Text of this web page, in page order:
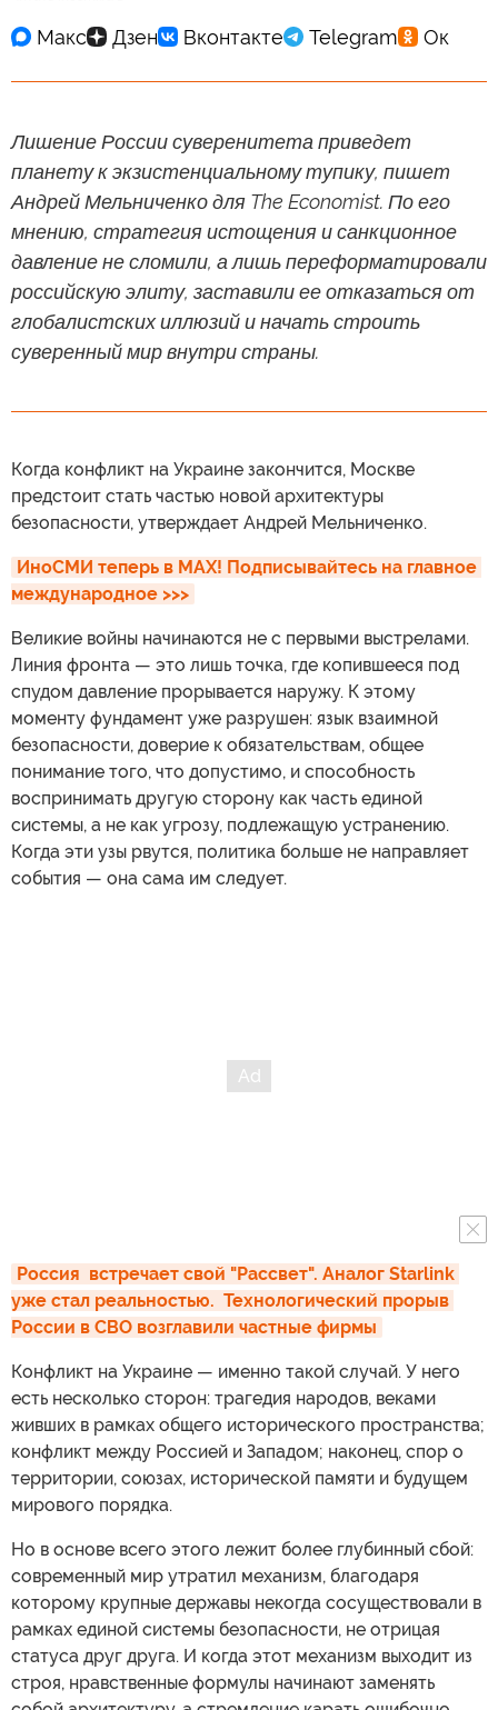
Лишение России суверенитета приведет
планету к экзистенциальному тупику, пишет
Андрей Мельниченко для The Economist. По его
мнению, стратегия истощения и санкционное
давление не сломили, а лишь переформатировали
российскую элиту, заставили ее отказаться от
глобалистских иллюзий и начать строить
суверенный мир внутри страны.
Когда конфликт на Украине закончится, Москве
предстоит стать частью новой архитектуры
безопасности, утверждает Андрей Мельниченко.
ИноСМИ теперь в MAX! Подписывайтесь на главное
международное >>>
Великие войны начинаются не с первыми выстрелами.
Линия фронта — это лишь точка, где копившееся под
спудом давление прорывается наружу. К этому
моменту фундамент уже разрушен: язык взаимной
безопасности, доверие к обязательствам, общее
понимание того, что допустимо, и способность
воспринимать другую сторону как часть единой
системы, а не как угрозу, подлежащую устранению.
Когда эти узы рвутся, политика больше не направляет
события — она сама им следует.
Россия  встречает свой "Рассвет". Аналог Starlink
уже стал реальностью.  Технологический прорыв
России в СВО возглавили частные фирмы
Конфликт на Украине — именно такой случай. У него
есть несколько сторон: трагедия народов, веками
живших в рамках общего исторического пространства;
конфликт между Россией и Западом; наконец, спор о
территории, союзах, исторической памяти и будущем
мирового порядка.
Но в основе всего этого лежит более глубинный сбой:
современный мир утратил механизм, благодаря
которому крупные державы некогда сосуществовали в
рамках единой системы безопасности, не отрицая
статуса друг друга. И когда этот механизм выходит из
строя, нравственные формулы начинают заменять